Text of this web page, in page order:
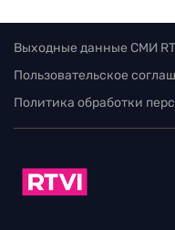
Выходные данные СМИ
Пользовательское
Политика обработки